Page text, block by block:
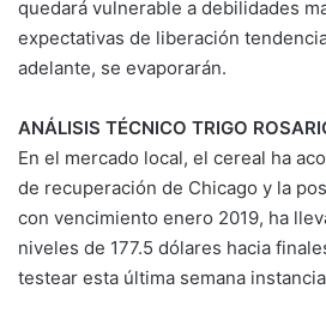
quedará vulnerable a debilidades
expectativas de liberación
adelante, se evaporarán.
ANÁLISIS TÉCNICO TRIGO
En el mercado local, el cereal ha
de recuperación de Chicago y la
con vencimiento enero 2019, ha
niveles de 177.5 dólares hacia
testear esta última semana